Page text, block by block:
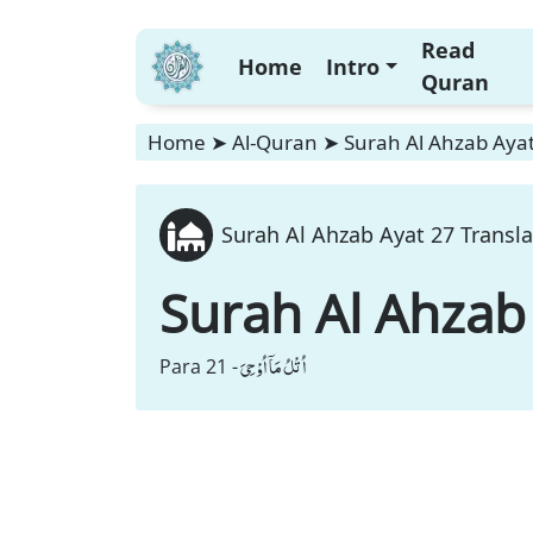
Home Intro
Read
Quran
Home ➤ Al-Quran ➤ Surah Al Ahzab
Surah Al Ahzab Ayat 27
Surah Al Ahzab
Para 21 -اُتْلُ مَاۤ اُوْحِیَ